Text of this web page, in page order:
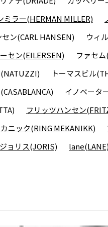
ミラー(HERMAN MILLER)
ン(CARL HANSEN) ウィ
セン(EILERSEN) ファセ
トーマスビル
イノベータ
フリッツハンセン
ニック(RING MEKANIKK)
ジョリス(JORIS) lane(LANE)